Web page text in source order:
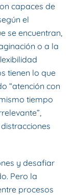
capaces de
el
se encuentran,
o a la
tienen lo que
“atención con
tiempo
y desafiar
Pero la
procesos